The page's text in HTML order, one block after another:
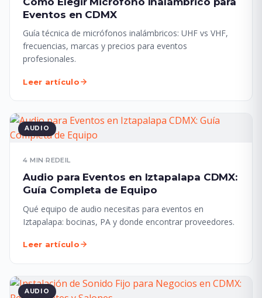
Eventos en CDMX
Guía técnica de micrófonos inalámbricos: UHF vs VHF,
frecuencias, marcas y precios para eventos
profesionales.
Leer artículo
AUDIO
4 MIN ·REDEIL
Audio para Eventos en Iztapalapa CDMX:
Guía Completa de Equipo
Qué equipo de audio necesitas para eventos en
Iztapalapa: bocinas, PA y donde encontrar proveedores.
Leer artículo
AUDIO